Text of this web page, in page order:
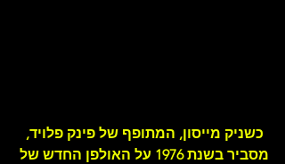
כשניק מייסון, המתופף של פינק פלויד,
מסביר בשנת 1976 על האולפן החדש של